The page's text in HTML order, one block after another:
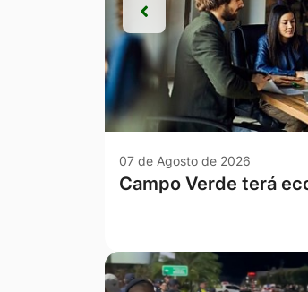
07 de Agosto de 2026
Com a sanção de
Anterior
Anterior